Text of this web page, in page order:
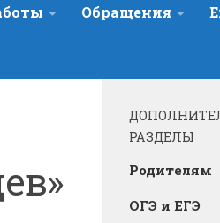
Обращения
РАЗДЕЛЫ
Родителям
ОГЭ и ЕГЭ